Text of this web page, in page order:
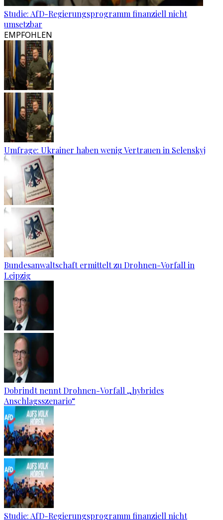
Studie: AfD-Regierungsprogramm finanziell nicht
umsetzbar
EMPFOHLEN
Umfrage: Ukrainer haben wenig Vertrauen in Selenskyj
Bundesanwaltschaft ermittelt zu Drohnen-Vorfall in
Leipzig
Dobrindt nennt Drohnen-Vorfall „hybrides
Anschlagsszenario“
Studie: AfD-Regierungsprogramm finanziell nicht